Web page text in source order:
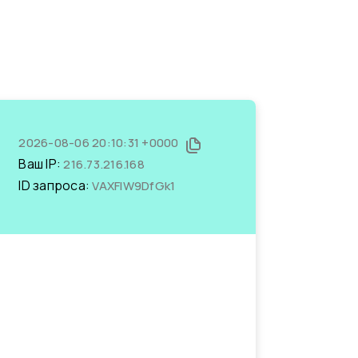
2026-08-06 20:10:31 +0000
Ваш IP:216.73.216.168
ID запроса:VAXFlW9DfGk1